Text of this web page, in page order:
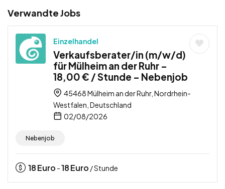
Verwandte Jobs
Einzelhandel
Verkaufsberater/in (m/w/d)
für Mülheim an der Ruhr –
18,00 € / Stunde – Nebenjob
45468 Mülheim an der Ruhr, Nordrhein-
Westfalen, Deutschland
02/08/2026
Nebenjob
18Euro -18Euro / Stunde